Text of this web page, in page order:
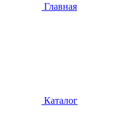
Главная
Каталог